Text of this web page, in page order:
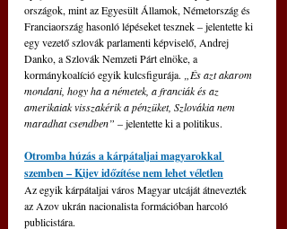
országok, mint az Egyesült Államok, Németország és
Franciaország hasonló lépéseket tesznek – jelentette ki
egy vezető szlovák parlamenti képviselő, Andrej
Danko, a Szlovák Nemzeti Párt elnöke, a
kormánykoalíció egyik kulcsfigurája. „És azt akarom
mondani, hogy ha a németek, a franciák és az
amerikaiak visszakérik a pénzüket, Szlovákia nem
maradhat csendben” – jelentette ki a politikus.
Otromba húzás a kárpátaljai magyarokkal
szemben – Kijev időzítése nem lehet véletlen
Az egyik kárpátaljai város Magyar utcáját átnevezték
az Azov ukrán nacionalista formációban harcoló
publicistára.